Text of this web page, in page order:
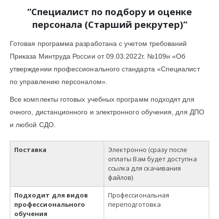
”Специалист по подбору и оценке
персонала (Старший рекрутер)”
Готовая программа разработана с учетом требований
Приказа Минтруда России от 09.03.2022г. №109н «Об
утверждении профессионального стандарта «Специалист
по управлению персоналом».
Все комплекты готовых учебных программ подходят для
очного, дистанционного и электронного обучения, для ДПО
и любой СДО.
Поставка
Электронно (сразу после
оплаты Вам будет доступна
ссылка для скачивания
файлов)
Подходит для видов
профессионального
обучения
Профессиональная
переподготовка